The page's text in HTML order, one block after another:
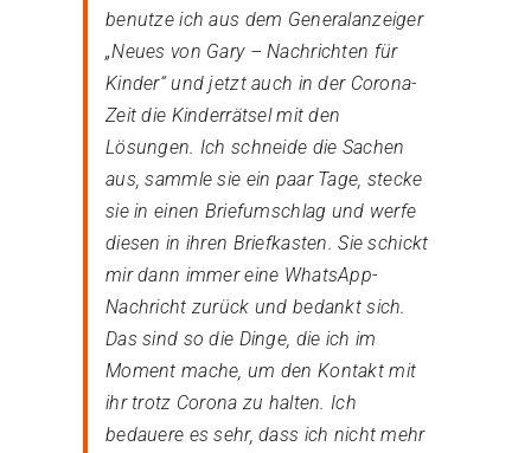
benutze ich aus dem Generalanzeiger
„Neues von Gary – Nachrichten für
Kinder“ und jetzt auch in der Corona-
Zeit die Kinderrätsel mit den
Lösungen. Ich schneide die Sachen
aus, sammle sie ein paar Tage, stecke
sie in einen Briefumschlag und werfe
diesen in ihren Briefkasten. Sie schickt
mir dann immer eine WhatsApp-
Nachricht zurück und bedankt sich.
Das sind so die Dinge, die ich im
Moment mache, um den Kontakt mit
ihr trotz Corona zu halten. Ich
bedauere es sehr, dass ich nicht mehr